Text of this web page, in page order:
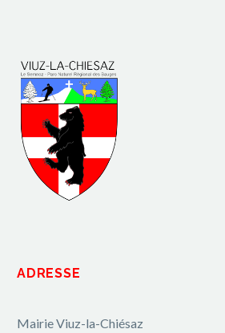
ADRESSE
Mairie Viuz-la-Chiésaz